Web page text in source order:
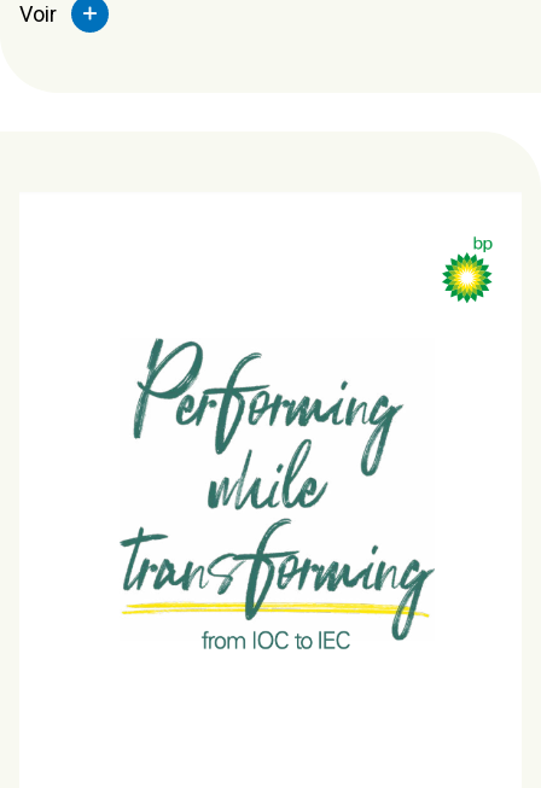
président du rapport, "nous vivons à une époque où il est
une stratégie de transformation vers une entreprise de
mobilité, car les voitures électriques et autonomes
constructeurs automobiles. Des stratégies de
transformation peuvent être nécessaires pour répondre aux
questions environnementales et sociales ou aux
changements réglementaires.
Voir